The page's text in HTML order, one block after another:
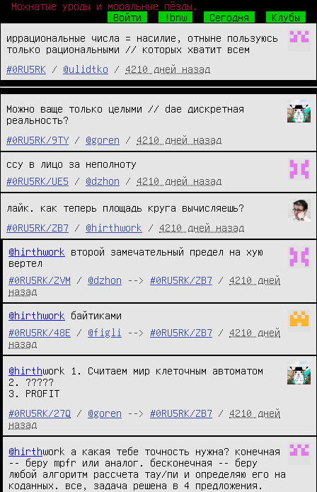
Мохнатые уроды и моральные пёзды.
Войти
!bnw Сегодня
Клубы
иррациональные числа = насилие, отныне пользуюсь
только рациональными // которых хватит всем
#0RU5RK
/ @ulidtko / 4210 дней назад
Можно ваще только целыми // dae дискретная
реальность?
#0RU5RK/9TY
/ @goren / 4210 дней назад
ссу в лицо за неполноту
#0RU5RK/UE5
/ @dzhon / 4210 дней назад
лайк. как теперь площадь круга вычисляешь?
#0RU5RK/ZB7
/ @hirthwork / 4210 дней назад
@hirthwork
второй замечательный предел на хую
вертел
#0RU5RK/ZVM
/ @dzhon --> #0RU5RK/ZB7 / 4210 дней
назад
@hirthwork
байтиками
#0RU5RK/48E
/ @figli --> #0RU5RK/ZB7 / 4210 дней
назад
@hirthwork 1. Считаем мир клеточным автоматом
2. ?????
3. PROFIT
#0RU5RK/27Q
/ @goren --> #0RU5RK/ZB7 / 4210 дней
назад
@hirthwork а какая тебе точность нужна? конечная
-- беру mpfr или аналог. бесконечная -- беру
любой алгоритм рассчета тау/пи и определяю его на
коданных. все, задача решена в 4 предложения.